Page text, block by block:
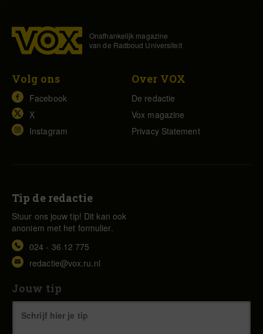
Onafhankelijk magazine
van de Radboud Universiteit
Volg ons
Facebook
X
Instagram
Over VOX
De redactie
Vox magazine
Privacy Statement
Tip de redactie
Stuur ons jouw tip! Dit kan ook
anoniem met het formulier.
024 - 36 12 775
redactie@vox.ru.nl
Jouw tip